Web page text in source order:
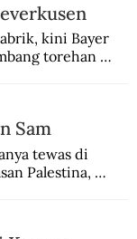
kini Bayer
torehan
Sam
tewas di
Palestina,